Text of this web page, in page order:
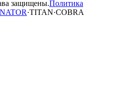
защищены.Политика
·TITAN·COBRA